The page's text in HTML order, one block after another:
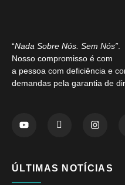
“Nada Sobre Nós. Sem Nós”
Nosso compromisso é com
a pessoa com deficiência e
demandas pela garantia de
ÚLTIMAS NOTÍCIAS